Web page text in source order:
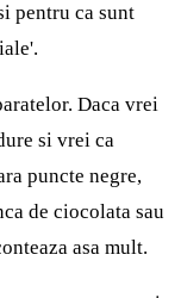
pentru ca sunt
Daca vrei
si vrei ca
puncte negre,
de ciocolata sau
asa mult.